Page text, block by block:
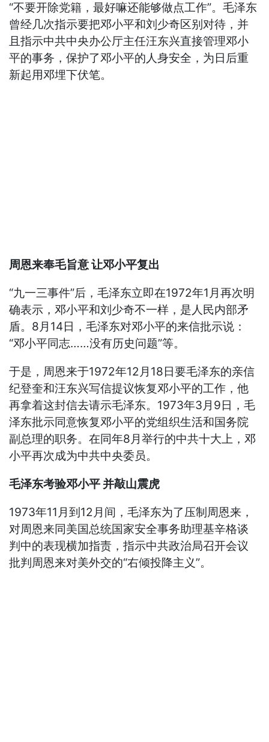
“不要开除党籍，最好嘛还能够做点工作”。毛泽东
曾经几次指示要把邓小平和刘少奇区别对待，并
且指示中共中央办公厅主任汪东兴直接管理邓小
平的事务，保护了邓小平的人身安全，为日后重
新起用邓埋下伏笔。
周恩来奉毛旨意 让邓小平复出
“九一三事件”后，毛泽东立即在1972年1月再次明
确表示，邓小平和刘少奇不一样，是人民内部矛
盾。8月14日，毛泽东对邓小平的来信批示说：
“邓小平同志……没有历史问题”等。
于是，周恩来于1972年12月18日要毛泽东的亲信
纪登奎和汪东兴写信提议恢复邓小平的工作，他
再拿着这封信去请示毛泽东。1973年3月9日，毛
泽东批示同意恢复邓小平的党组织生活和国务院
副总理的职务。在同年8月举行的中共十大上，邓
小平再次成为中共中央委员。
毛泽东考验邓小平 并敲山震虎
1973年11月到12月间，毛泽东为了压制周恩来，
对周恩来同美国总统国家安全事务助理基辛格谈
判中的表现横加指责，指示中共政治局召开会议
批判周恩来对美外交的“右倾投降主义”。